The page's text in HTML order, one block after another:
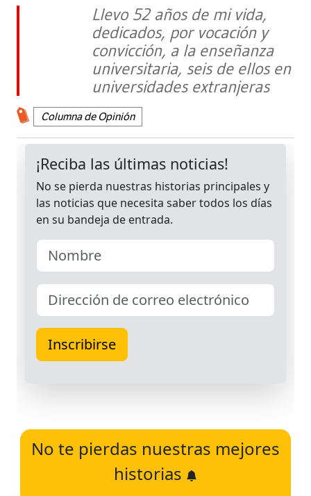
Llevo 52 años de mi vida,
dedicados, por vocación y
convicción, a la enseñanza
universitaria, seis de ellos en
universidades extranjeras
Columna de Opinión
No te pierdas nuestras mejores
historias